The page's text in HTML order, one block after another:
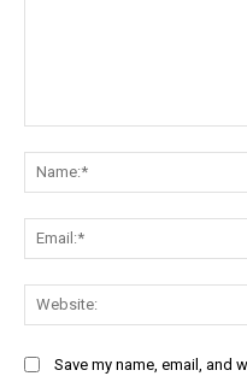
Save my name, email, and